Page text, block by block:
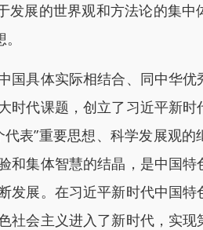
发展的世界观和方法论的集
具体实际相结合、同中华优
代课题，创立了习近平新时
表”重要思想、科学发展观
和集体智慧的结晶，是中国
展。在习近平新时代中国特
会主义进入了新时代，实